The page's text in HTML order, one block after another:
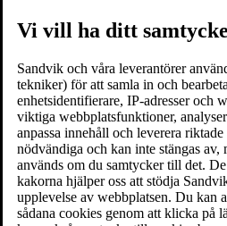
Vi vill ha ditt samtycke
Sandvik och våra leverantörer
tekniker) för att samla in och
enhetsidentifierare, IP-adresser och
viktiga webbplatsfunktioner,
anpassa innehåll och leverera
nödvändiga och kan inte stängas av,
används om du samtycker till det.
kakorna hjälper oss att stödja
upplevelse av webbplatsen. Du kan
sådana cookies genom att klicka på